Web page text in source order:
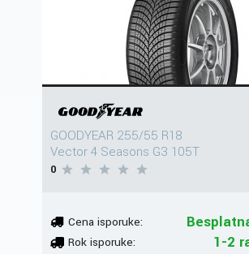
GOODYEAR 255/55 R18
Vector 4 Seasons G3 105T
0
Cena isporuke:
Rok isporuke: 1-2